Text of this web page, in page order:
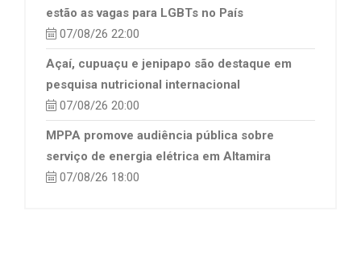
estão as vagas para LGBTs no País
07/08/26 22:00
Açaí, cupuaçu e jenipapo são destaque em
pesquisa nutricional internacional
07/08/26 20:00
MPPA promove audiência pública sobre
serviço de energia elétrica em Altamira
07/08/26 18:00